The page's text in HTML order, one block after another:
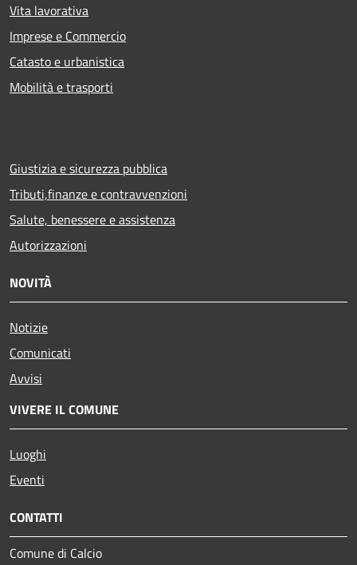
Vita lavorativa
Imprese e Commercio
Catasto e urbanistica
Mobilità e trasporti
Giustizia e sicurezza pubblica
Tributi,finanze e contravvenzioni
Salute, benessere e assistenza
Autorizzazioni
NOVITÀ
Notizie
Comunicati
Avvisi
VIVERE IL COMUNE
Luoghi
Eventi
CONTATTI
Comune di Calcio